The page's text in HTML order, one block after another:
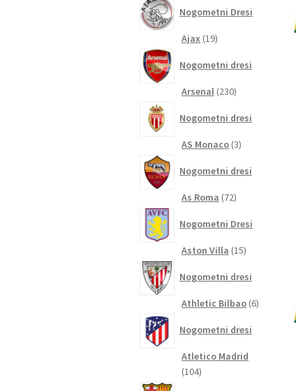
Nogometni Dresi
Ajax 1919
Nogometni dresi
Arsenal 230230
Nogometni dresi
AS Monaco 33
Nogometni dresi
As Roma 7272
Nogometni Dresi
Aston Villa 1515
Nogometni dresi
Athletic Bilbao 66
Nogometni dresi
Atletico Madrid
104104